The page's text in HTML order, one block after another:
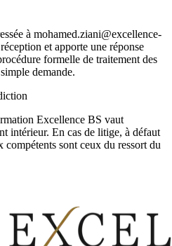
à mohamed.ziani@excellence-
et apporte une réponse
formelle de traitement des
demande.
Excellence BS vaut
intérieur. En cas de litige, à défaut
sont ceux du ressort du